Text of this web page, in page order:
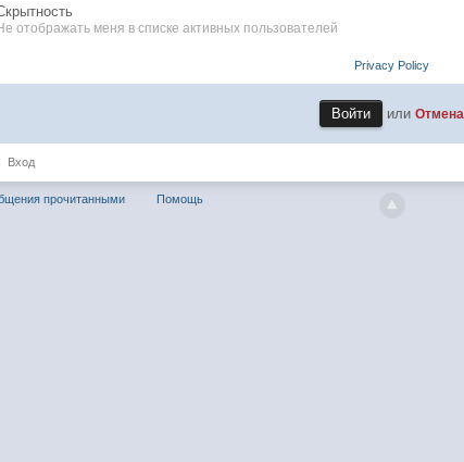
отображать меня в списке активных пользователей
Privacy Policy
илиОтмена
Вход
прочитанными Помощь